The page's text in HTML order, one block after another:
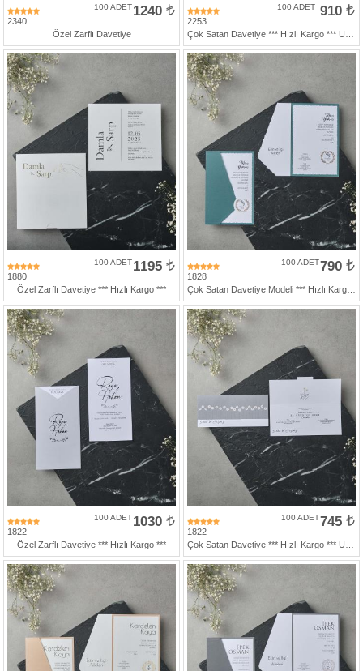
427
46
2340
1240
100 ADET
Özel Zarflı Davetiye
2253
910
100 ADET
1880
1195
100 ADET
Özel Zarflı Davetiye *** Hızlı Kargo ***
1828
790
100 ADET
1822
1030
100 ADET
Özel Zarflı Davetiye *** Hızlı Kargo ***
1822
745
100 ADET